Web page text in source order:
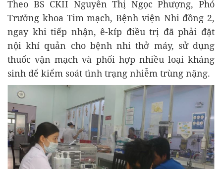
Theo BS CKII Nguyễn Thị Ngọc Phượng, Phó
Trưởng khoa Tim mạch, Bệnh viện Nhi đồng 2,
ngay khi tiếp nhận, ê-kíp điều trị đã phải đặt
nội khí quản cho bệnh nhi thở máy, sử dụng
thuốc vận mạch và phối hợp nhiều loại kháng
sinh để kiểm soát tình trạng nhiễm trùng nặng.